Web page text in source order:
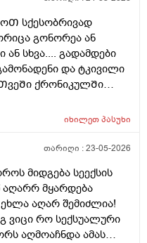
სქესობრივად
გონორეა ან
ან სხვა.... გადამდები
და ტკივილი
ქრონიკულᲨი
იხილეთპასუხი
თარიღი :23-05-2026
მიდგება სეექსის
მყარდება
აღარ შემიძლია!
ვიცი რო სექსუალური
აღმოაჩნდა ამას